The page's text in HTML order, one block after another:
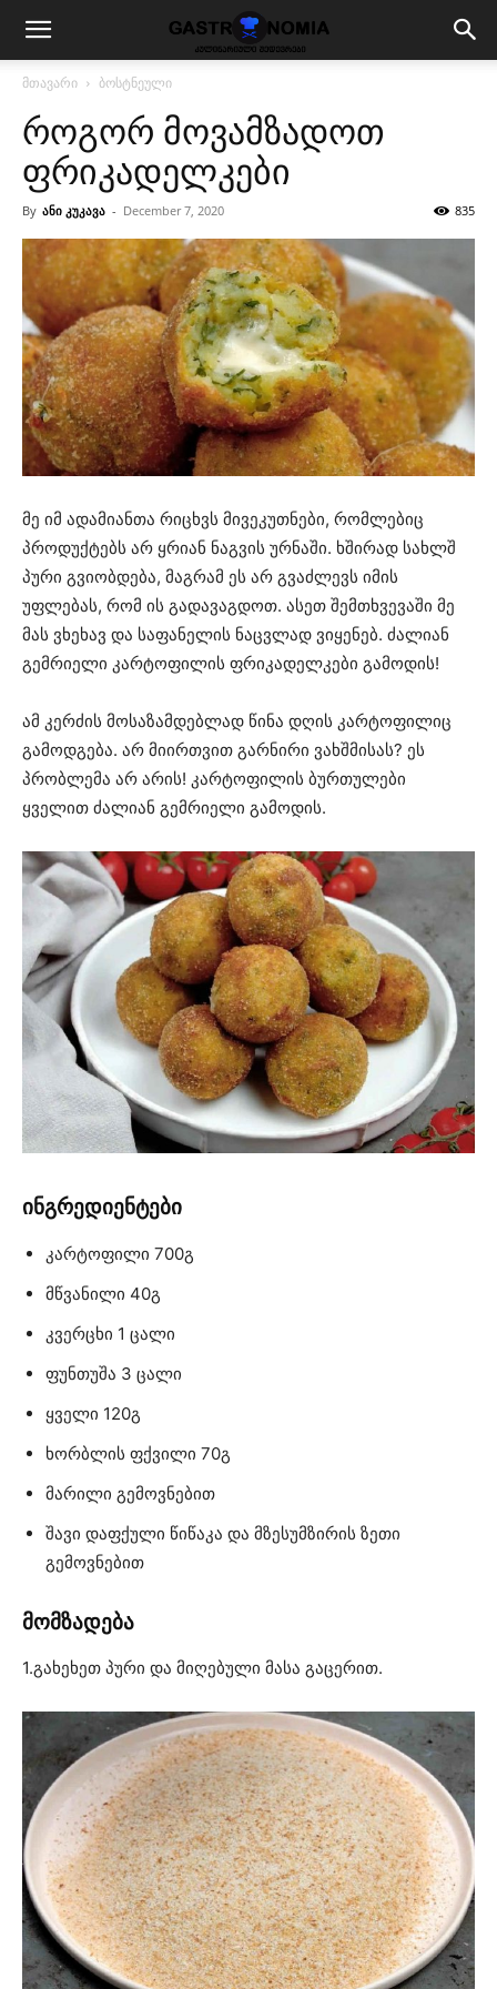
მთავარი ბოსტნეული
როგორ მოვამზადოთ
ფრიკადელკები
By ანი კუკავა - December 7, 2020 835
მე იმ ადამიანთა რიცხვს მივეკუთნები, რომლებიც
პროდუქტებს არ ყრიან ნაგვის ურნაში. ხშირად სახლშ
პური გვიობდება, მაგრამ ეს არ გვაძლევს იმის
უფლებას, რომ ის გადავაგდოთ. ასეთ შემთხვევაში მე
მას ვხეხავ და საფანელის ნაცვლად ვიყენებ. ძალიან
გემრიელი კარტოფილის ფრიკადელკები გამოდის!
ამ კერძის მოსაზამდებლად წინა დღის კარტოფილიც
გამოდგება. არ მიირთვით გარნირი ვახშმისას? ეს
პრობლემა არ არის! კარტოფილის ბურთულები
ყველით ძალიან გემრიელი გამოდის.
ინგრედიენტები
კარტოფილი 700გ
მწვანილი 40გ
კვერცხი 1 ცალი
ფუნთუშა 3 ცალი
ყველი 120გ
ხორბლის ფქვილი 70გ
მარილი გემოვნებით
შავი დაფქული წიწაკა და მზესუმზირის ზეთი
გემოვნებით
მომზადება
1.გახეხეთ პური და მიღებული მასა გაცერით.